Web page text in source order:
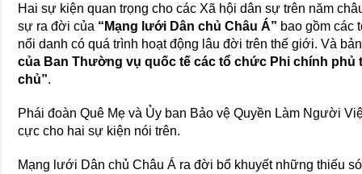
Hai sự kiện quan trọng cho các Xã hội dân sự trên năm
sự ra đời của “Mạng lưới Dân chủ Châu Á” bao gồm các
nổi danh có quá trình hoạt động lâu đời trên thế giới. Và
của Ban Thường vụ quốc tế các tổ chức Phi chính phủ
chủ”.
Phái đoàn Quê Mẹ và Ủy ban Bảo vệ Quyền Làm Người
cực cho hai sự kiện nói trên.
Mạng lưới Dân chủ Châu Á ra đời bổ khuyết những thiếu